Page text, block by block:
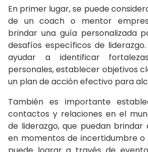
En primer lugar, se puede
de un coach o mentor
brindar una guía personalizada
desafíos específicos de
ayudar a identificar
personales, establecer objetivos
un plan de acción efectivo para
También es importante
contactos y relaciones en el
de liderazgo, que puedan brindar
en momentos de incertidumbre o